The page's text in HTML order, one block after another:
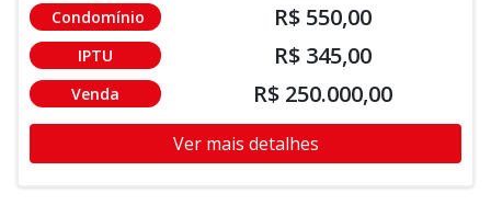
Condomínio R$ 550,00
IPTU R$ 345,00
Venda R$ 250.000,00
Ver mais detalhes